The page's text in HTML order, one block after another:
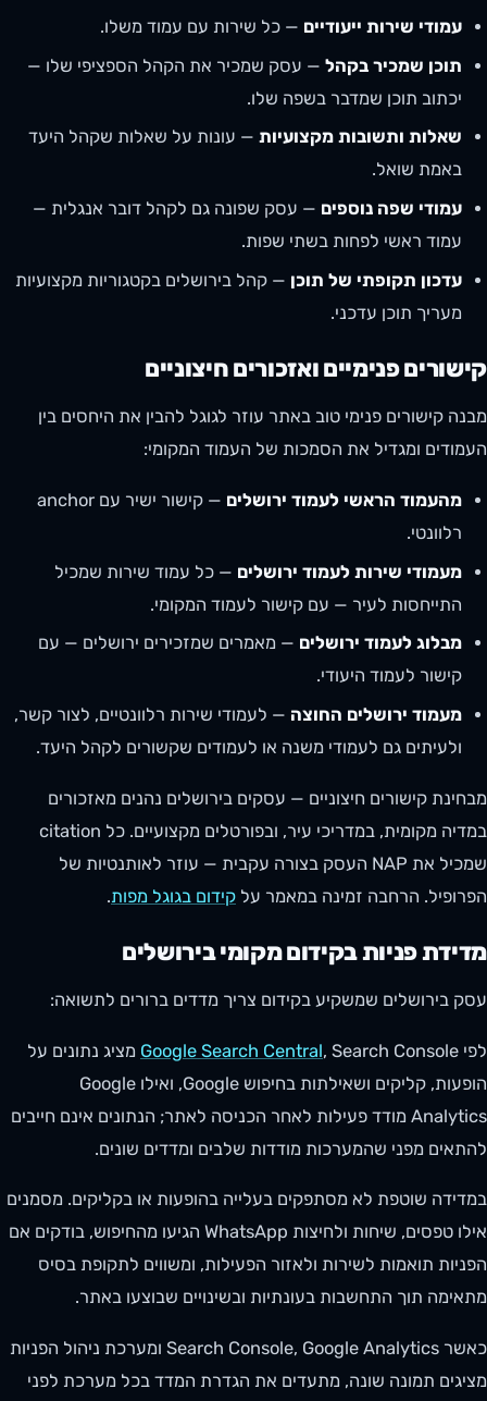
עמודי שירות ייעודיים — כל שירות עם עמוד משלו.
תוכן שמכיר בקהל — עסק שמכיר את הקהל הספציפי שלו —
יכתוב תוכן שמדבר בשפה שלו.
שאלות ותשובות מקצועיות — עונות על שאלות שקהל היעד
באמת שואל.
עמודי שפה נוספים — עסק שפונה גם לקהל דובר אנגלית —
עמוד ראשי לפחות בשתי שפות.
עדכון תקופתי של תוכן — קהל בירושלים בקטגוריות מקצועיות
מעריך תוכן עדכני.
קישורים פנימיים ואזכורים חיצוניים
מבנה קישורים פנימי טוב באתר עוזר לגוגל להבין את היחסים בין
העמודים ומגדיל את הסמכות של העמוד המקומי:
מהעמוד הראשי לעמוד ירושלים
— קישור ישיר עם anchor
רלוונטי.
מעמודי שירות לעמוד ירושלים — כל עמוד שירות שמכיל
התייחסות לעיר — עם קישור לעמוד המקומי.
מבלוג לעמוד ירושלים — מאמרים שמזכירים ירושלים — עם
קישור לעמוד היעודי.
מעמוד ירושלים החוצה — לעמודי שירות רלוונטיים, לצור קשר,
ולעיתים גם לעמודי משנה או לעמודים שקשורים לקהל היעד.
מבחינת קישורים חיצוניים — עסקים בירושלים נהנים מאזכורים
במדיה מקומית, במדריכי עיר, ובפורטלים מקצועיים. כל citation
שמכיל את NAP העסק בצורה עקבית — עוזר לאותנטיות של
הפרופיל. הרחבה זמינה במאמר על קידום בגוגל מפות.
מדידת פניות בקידום מקומי בירושלים
עסק בירושלים שמשקיע בקידום צריך מדדים ברורים לתשואה:
לפי Google Search Central , Search Console מציג נתונים על
הופעות, קליקים ושאילתות בחיפוש Google, ואילו Google
Analytics מודד פעילות לאחר הכניסה לאתר; הנתונים אינם חייבים
להתאים מפני שהמערכות מודדות שלבים ומדדים שונים.
במדידה שוטפת לא מסתפקים בעלייה בהופעות או בקליקים. מסמנים
אילו טפסים, שיחות ולחיצות WhatsApp הגיעו מהחיפוש, בודקים אם
הפניות תואמות לשירות ולאזור הפעילות, ומשווים לתקופת בסיס
מתאימה תוך התחשבות בעונתיות ובשינויים שבוצעו באתר.
כאשר Search Console, Google Analytics ומערכת ניהול הפניות
מציגים תמונה שונה, מתעדים את הגדרת המדד בכל מערכת לפני